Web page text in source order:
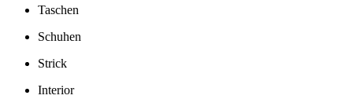
Taschen
Schuhen
Strick
Interior